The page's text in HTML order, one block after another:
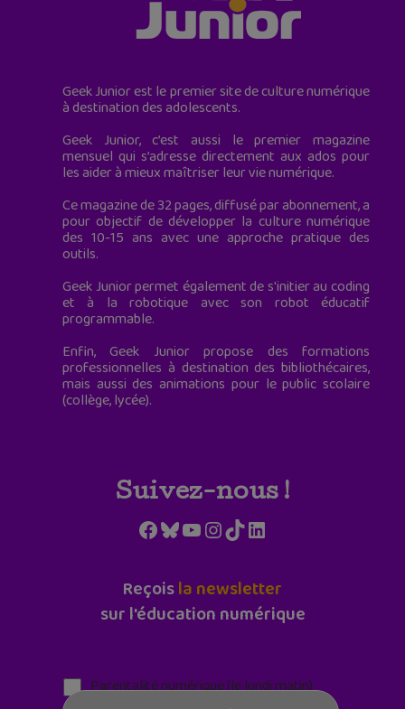
Geek Junior est le premier site de culture numérique
à destination des adolescents.
Geek Junior, c’est aussi le premier magazine
mensuel qui s’adresse directement aux ados pour
les aider à mieux maîtriser leur vie numérique.
Ce magazine de 32 pages, diffusé par abonnement, a
pour objectif de développer la culture numérique
des 10-15 ans avec une approche pratique des
outils.
Geek Junior permet également de s'initier au coding
et à la robotique avec son robot éducatif
programmable.
Enfin, Geek Junior propose des formations
professionnelles à destination des bibliothécaires,
mais aussi des animations pour le public scolaire
(collège, lycée).
Suivez-nous !
Facebook
Bluesky
YouTube
Instagram
TikTokLinkedIn
Reçoisla newsletter
sur l'éducation numérique
Parentalité numérique (le lundi matin)